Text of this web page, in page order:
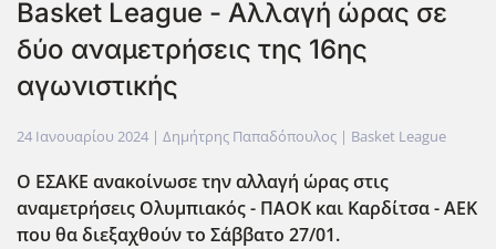
Basket League - Αλλαγή ώρας σε
δύο αναμετρήσεις της 16ης
αγωνιστικής
24 Ιανουαρίου 2024 | Δημήτρης Παπαδόπουλος | Basket League
Ο ΕΣΑΚΕ ανακοίνωσε την αλλαγή ώρας στις
αναμετρήσεις Ολυμπιακός - ΠΑΟΚ και Καρδίτσα - ΑΕΚ
που θα διεξαχθούν το Σάββατο 27/01.